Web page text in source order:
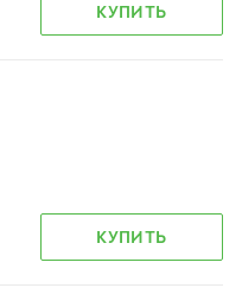
КУПИТЬ
КУПИТЬ